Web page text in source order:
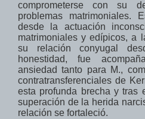
comprometerse con su
problemas matrimoniales.
desde la actuación
matrimoniales y edípicos, a
su relación conyugal
honestidad, fue
ansiedad tanto para M.,
contratransferenciales de
esta profunda brecha y tras
superación de la herida
relación se fortaleció.